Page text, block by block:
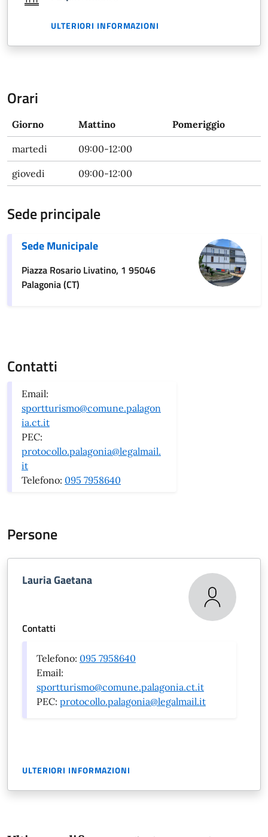
ULTERIORI INFORMAZIONI
Orari
Giorno Mattino Pomeriggio
martedi 09:00-12:00
giovedi 09:00-12:00
Sede principale
Sede Municipale
Piazza Rosario Livatino, 1 95046
Palagonia (CT)
Contatti
Email:
sportturismo@comune.palagon
ia.ct.it
PEC:
protocollo.palagonia@legalmail.
it
Telefono: 095 7958640
Persone
Lauria Gaetana
Contatti
Telefono: 095 7958640
Email:
sportturismo@comune.palagonia.ct.it
PEC: protocollo.palagonia@legalmail.it
ULTERIORI INFORMAZIONI